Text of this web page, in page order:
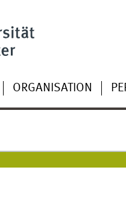
ORGANISATION